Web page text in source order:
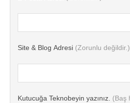
Site & Blog Adresi (Zorunlu değildir.)
Kutucuğa Teknobeyin yazınız. (Baş